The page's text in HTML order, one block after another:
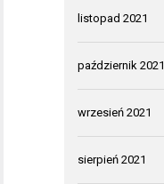
listopad 2021
październik 2021
wrzesień 2021
sierpień 2021